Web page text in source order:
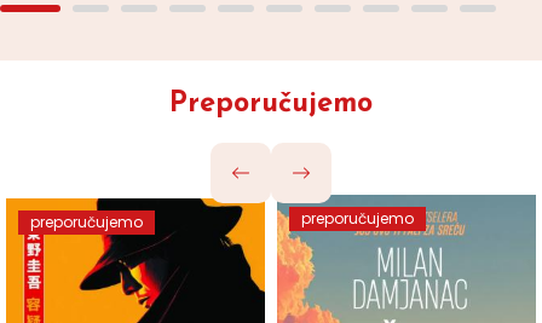
Preporučujemo
preporučujemo preporučujemo